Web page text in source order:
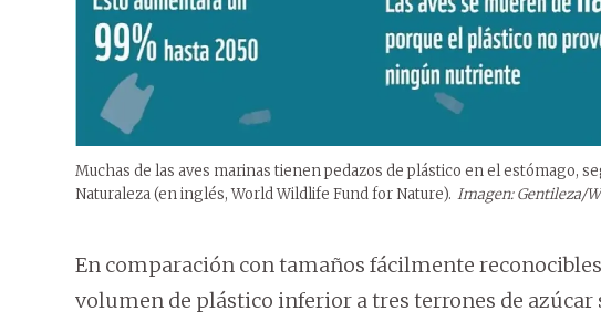
Muchas de las aves marinas tienen pedazos de plástico en el estómago,
Naturaleza (en inglés, World Wildlife Fund for Nature). Imagen: Gentileza/
En comparación con tamaños fácilmente
volumen de plástico inferior a tres terrones de azúcar